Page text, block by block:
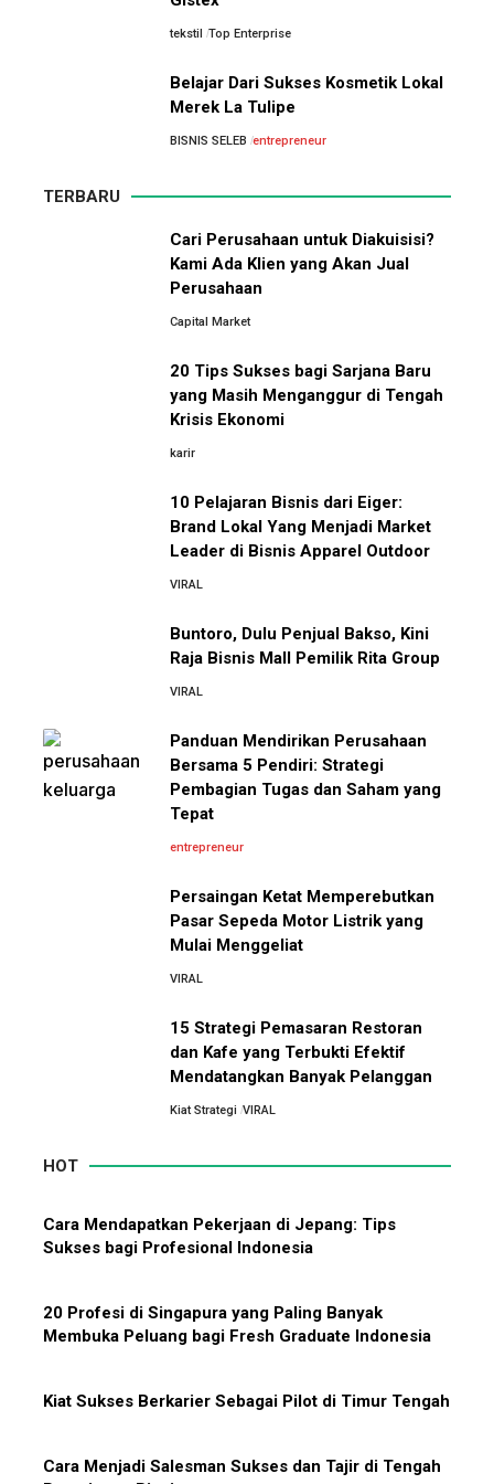
Perbandingan Gaji Tahunan:
Jepang, Malaysia, dan Arab
Saudi
Terbaik untuk Kulakan Barang
10 Fakta Unik Tentang On Cloud:
Sepatu yang Sedang Viral di
Mengenal Onitsuka Tiger: 8
Fakta Menarik di Balik Sepatu
Ikonik Asal Jepang
10 Pelajaran Bisnis dari Eiger:
Brand Lokal Yang Menjadi
Outdoor
Asal-Usul Kekayaan Erick Thohir dan Boy Thohir
Kisah Sukses Todd Boehly: Cucu Pekerja Pabrik
Arifin Panigoro: Dari Insinyur Listrik Menjadi Raja
Energi Indonesia yang Mendirikan Medco Group
5 Tahun Pertama WhatsApp: Kisah Perintisan,
Menentukan Masa Depan
Kafe yang Cepat Tumbuh dan Menguntungkan
Cara Mendirikan Kafe Sukses Seperti Kopi
Kenangan, Fore Coffee, dan Tuku: Panduan
Rahasia Sukses Starbucks: Strategi Branding dan
Pengalaman Pelanggan yang Bisa Kamu Tiru
5 Cara Aman Pindah Kuadran dari Karyawan ke
Entrepreneur Tanpa Bikin Keluarga Kaget &
Keuangan Kacau
10 Kiat Aman Memulai Bisnis dari Nol: Panduan
5 Alasan Kenapa Bekerja di Perusahaan Orang Lain
Sebelum Memulai Usaha Sendiri Adalah Langkah
5 Alasan Kenapa Kamu Harus Bekerja di Perusahaan
Orang Lain Sebelum Bikin Bisnis Sendiri
Mengapa Orang Kaya Justru Menambah Aset Saat
Krisis Ekonomi
tekstil Top Enterprise
Belajar Dari Sukses Kosmetik Lokal
Merek La Tulipe
BISNIS SELEB entrepreneur
TERBARU
Cari Perusahaan untuk Diakuisisi?
Kami Ada Klien yang Akan Jual
Perusahaan
Capital Market
20 Tips Sukses bagi Sarjana Baru
yang Masih Menganggur di Tengah
Krisis Ekonomi
karir
10 Pelajaran Bisnis dari Eiger:
Brand Lokal Yang Menjadi Market
Leader di Bisnis Apparel Outdoor
VIRAL
Buntoro, Dulu Penjual Bakso, Kini
Raja Bisnis Mall Pemilik Rita Group
VIRAL
Panduan Mendirikan Perusahaan
Bersama 5 Pendiri: Strategi
Pembagian Tugas dan Saham yang
Tepat
entrepreneur
Persaingan Ketat Memperebutkan
Pasar Sepeda Motor Listrik yang
Mulai Menggeliat
VIRAL
15 Strategi Pemasaran Restoran
dan Kafe yang Terbukti Efektif
Mendatangkan Banyak Pelanggan
Kiat Strategi VIRAL
HOT
Cara Mendapatkan Pekerjaan di Jepang: Tips
Sukses bagi Profesional Indonesia
20 Profesi di Singapura yang Paling Banyak
Membuka Peluang bagi Fresh Graduate Indonesia
Kiat Sukses Berkarier Sebagai Pilot di Timur Tengah
Cara Menjadi Salesman Sukses dan Tajir di Tengah